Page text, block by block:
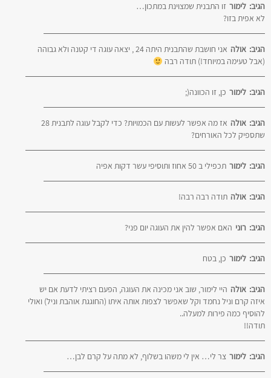
לימור הגיב:
זו התבנית שמצוינת במתכון…
לא אפית בזו?
אולה הגיב:
אני חושבת שהתבנית היתה 24 , יצאה עוגה די קטנה ולא גבוהה
(אבל טעימה במיוחד!) תודה רבה
לימור הגיב: כן, זו הכוונה(;
אולה הגיב:
אז מה אפשר לעשות עם הכמויות? כדי לקבל עוגה לתבנית 28
שתספיק לכל האורחים?
לימור הגיב: תכפילי ב 50 אחוז ותוסיפי עשר דקות אפיה
אולה הגיב: תודה רבה רבה!
רוני הגיב: האם אפשר להין את העוגה יום פני?
לימור הגיב: כן, בטח
אולה הגיב:
היי לימור, שוב אני מכינה את העוגה, הפעם רציתי לדעת אם יש
איזה קרם וניל נחמד וקל שאפשר לצפות אותה איתו (החוגגת אוהבת וניל) ואולי
להוסיף כמה פירות למעלה..
תודה!!
לימור הגיב: צר לי… אין לי משהו בשלוף, לא מתה על קרם לבן…